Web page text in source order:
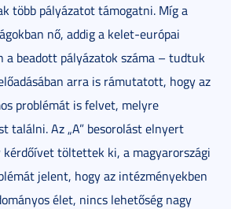
több pályázatot támogatni. Míg a
nő, addig a kelet-európai
a beadott pályázatok száma – tudtuk
arra is rámutatott, hogy az
problémát is felvet, melyre
találni. Az „A” besorolást elnyert
töltettek ki, a magyarországi
jelent, hogy az intézményekben
élet, nincs lehetőség nagy